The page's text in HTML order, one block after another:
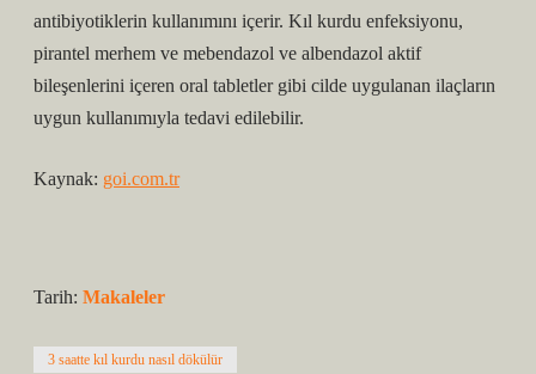
antibiyotiklerin kullanımını içerir. Kıl kurdu enfeksiyonu,
pirantel merhem ve mebendazol ve albendazol aktif
bileşenlerini içeren oral tabletler gibi cilde uygulanan ilaçların
uygun kullanımıyla tedavi edilebilir.
Kaynak: goi.com.tr
Tarih: Makaleler
3 saatte kıl kurdu nasıl dökülür